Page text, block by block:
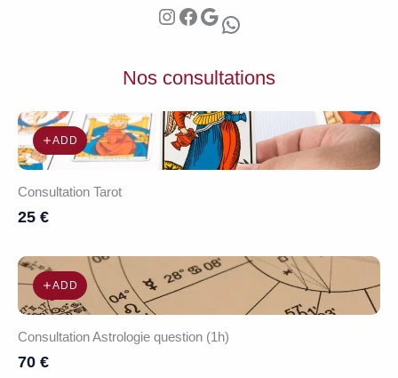
&
Thème
Composite)
Instagram Facebook Google WhatsApp
Nos consultations
ADD
Consultation Tarot
25 €
ADD
Consultation Astrologie question (1h)
70 €